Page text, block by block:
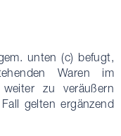
unten (c) befugt,
Waren im
weiter zu veräußern
gelten ergänzend